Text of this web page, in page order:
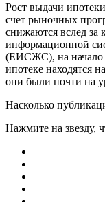
Рост выдачи
счет рыночных
снижаются вслед за
информационной
(ЕИСЖС), на начало
ипотеке находятся
они были почти на
Насколько
Нажмите на звезду,